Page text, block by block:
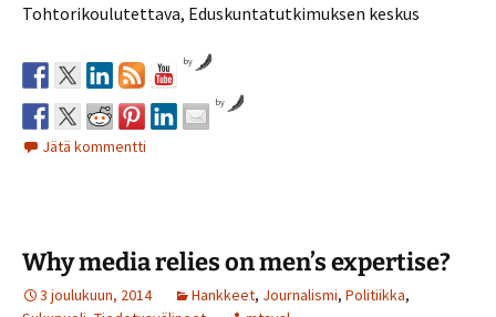
Tohtorikoulutettava, Eduskuntatutkimuksen keskus
by
by
Jätä kommentti
Why media relies on men’s expertise?
3 joulukuun, 2014 Hankkeet, Journalismi, Politiikka,